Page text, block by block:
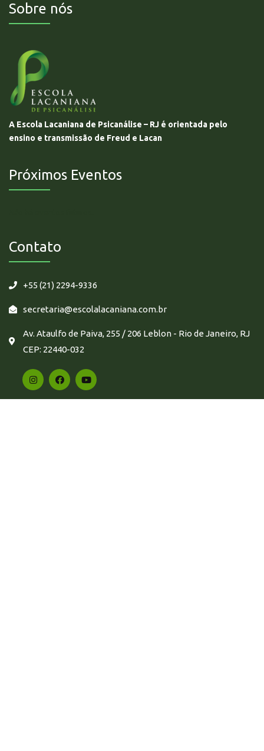
Sobre nós
A Escola Lacaniana de Psicanálise – RJ é orientada pelo
ensino e transmissão de Freud e Lacan
Próximos Eventos
Contato
+55 (21) 2294-9336
secretaria@escolalacaniana.com.br
Av. Ataulfo de Paiva, 255 / 206 Leblon - Rio de Janeiro, RJ
CEP: 22440-032